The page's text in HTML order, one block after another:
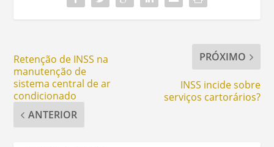
Retenção de INSS na
manutenção de
sistema central de ar
condicionado
ANTERIOR
PRÓXIMO
INSS incide sobre
serviços cartorários?